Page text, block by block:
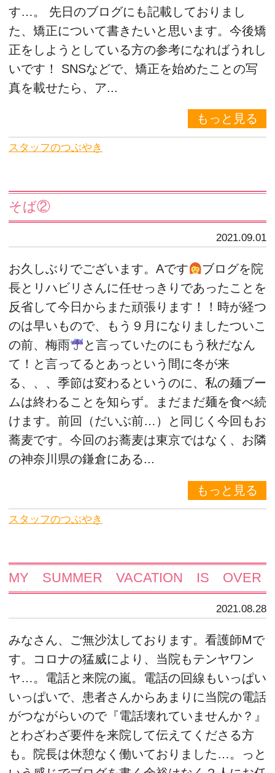
す…。 先日のブログにも記載しておりまし
た、矯正について書きたいと思います。今後矯
正をしようとしている方の参考になればうれし
いです！ SNSなどで、矯正を始めたことの写
真を載せたら、ア...
もっと見る
スタッフのつぶやき
そば②
2021.09.01
お久しぶりでございます。Aです
ブログを院
長とリハビリさんに任せっきりであったことを
反省して今日からまた頑張ります！！時が経つ
のは早いもので、もう９月になりましたついこ
の前、梅雨
と言っていたのにもう秋だなん
て！と言ってるとあっという間に冬が来
る、、、季節は変わるというのに、私の麺ブー
ムは終わることを知らず。まだまだ麺を食べ続
けます。前回（だいぶ前…）と同じく今回もお
蕎麦です。今回のお蕎麦は東京ではなく、お隣
の神奈川県の鎌倉にある...
もっと見る
スタッフのつぶやき
MY SUMMER VACATION IS OVER
2021.08.28
みなさん、ご無沙汰しております。看護師Mで
す。コロナの猛威により、当院もテンヤワン
ヤ…。電話と来院の嵐。電話の回線もいっぱい
いっぱいで、患者さんからあまりに当院の電話
がつながらいので『電話壊れていませんか？』
とわざわざ要件を来院して伝えてくださる方
も。院長は休憩なく働いておりました…。っと